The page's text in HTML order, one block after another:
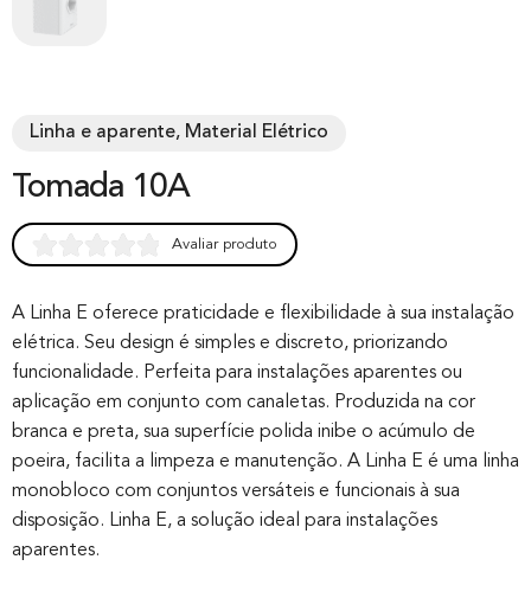
Linha e aparente, Material Elétrico
Tomada 10A
out of 0
based on
customer
rating
Avaliar produto
A Linha E oferece praticidade e flexibilidade à sua instalação
elétrica. Seu design é simples e discreto, priorizando
funcionalidade. Perfeita para instalações aparentes ou
aplicação em conjunto com canaletas. Produzida na cor
branca e preta, sua superfície polida inibe o acúmulo de
poeira, facilita a limpeza e manutenção. A Linha E é uma linha
monobloco com conjuntos versáteis e funcionais à sua
disposição. Linha E, a solução ideal para instalações
aparentes.